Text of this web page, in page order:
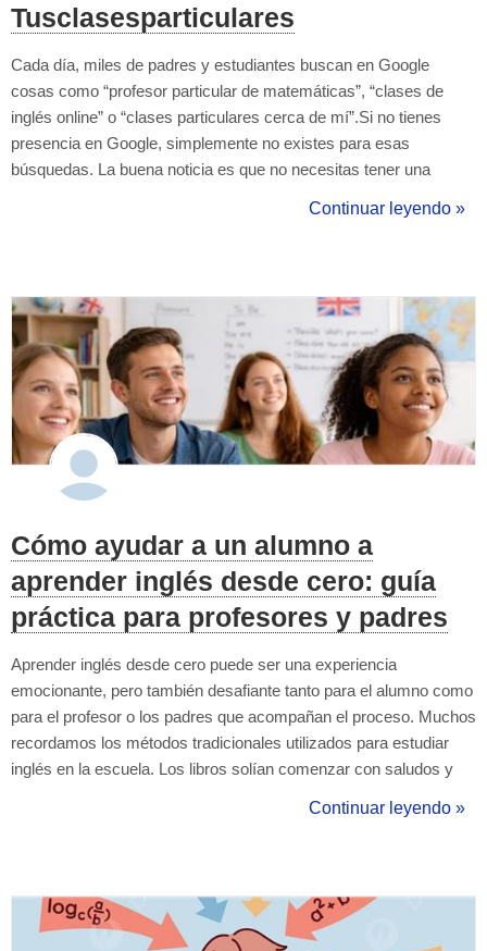
Tusclasesparticulares
Cada día, miles de padres y estudiantes buscan en Google
cosas como “profesor particular de matemáticas”, “clases de
inglés online” o “clases particulares cerca de mí”.Si no tienes
presencia en Google, simplemente no existes para esas
búsquedas. La buena noticia es que no necesitas tener una
Profile puedes crear tu propio perfil profesional como profesor
Continuar leyendo »
Cómo ayudar a un alumno a
aprender inglés desde cero: guía
práctica para profesores y padres
Aprender inglés desde cero puede ser una experiencia
emocionante, pero también desafiante tanto para el alumno como
para el profesor o los padres que acompañan el proceso. Muchos
recordamos los métodos tradicionales utilizados para estudiar
inglés en la escuela. Los libros solían comenzar con saludos y
pencil. Los estudiantes repetían estas estructuras mientras
Continuar leyendo »